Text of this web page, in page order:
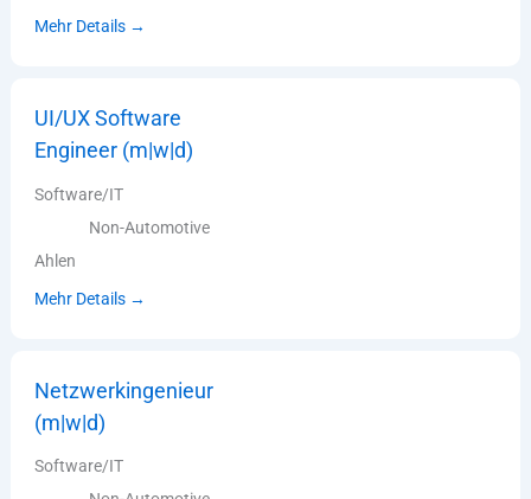
Mehr Details
UI/UX Software
Engineer (m|w|d)
Software/IT
Non-Automotive
Ahlen
Mehr Details
Netzwerkingenieur
(m|w|d)
Software/IT